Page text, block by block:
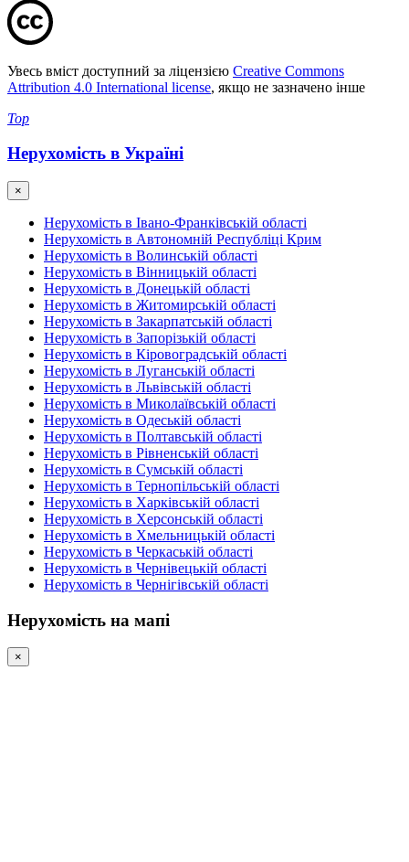
Увесь вміст доступний за ліцензією Creative Commons
Attribution 4.0 International license, якщо не зазначено інше
Top
Нерухомість в Україні
×
Нерухомість в Івано-Франківській області
Нерухомість в Автономній Республіці Крим
Нерухомість в Волинській області
Нерухомість в Вінницькій області
Нерухомість в Донецькій області
Нерухомість в Житомирській області
Нерухомість в Закарпатській області
Нерухомість в Запорізькій області
Нерухомість в Кіровоградській області
Нерухомість в Луганській області
Нерухомість в Львівській області
Нерухомість в Миколаївській області
Нерухомість в Одеській області
Нерухомість в Полтавській області
Нерухомість в Рівненській області
Нерухомість в Сумській області
Нерухомість в Тернопільській області
Нерухомість в Харківській області
Нерухомість в Херсонській області
Нерухомість в Хмельницькій області
Нерухомість в Черкаській області
Нерухомість в Чернівецькій області
Нерухомість в Чернігівській області
Нерухомість на мапі
×